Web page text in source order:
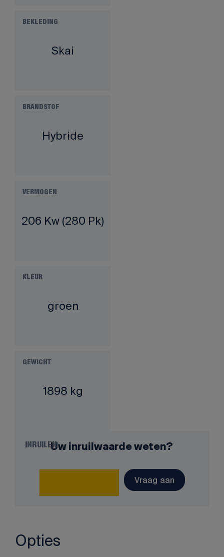
BEKLEDING
Skai
BRANDSTOF
Hybride
VERMOGEN
206 Kw (280 Pk)
KLEUR
groen
GEWICHT
1898 kg
INRUILENUw inruilwaarde weten?
Vraag aan
Opties